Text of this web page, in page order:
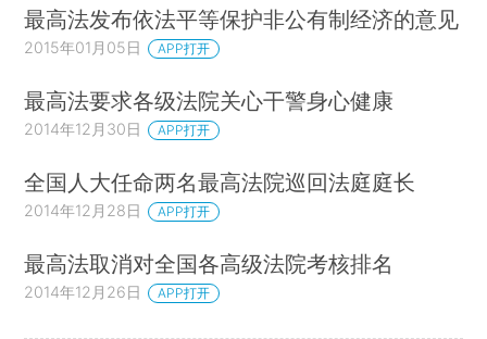
最高法发布依法平等保护非公有制经济的意见
2015年01月05日 APP打开
最高法要求各级法院关心干警身心健康
2014年12月30日 APP打开
全国人大任命两名最高法院巡回法庭庭长
2014年12月28日 APP打开
最高法取消对全国各高级法院考核排名
2014年12月26日 APP打开